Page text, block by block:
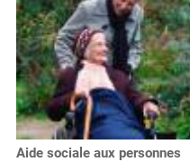
Aide sociale aux personnes